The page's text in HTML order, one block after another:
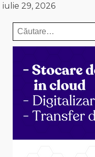
iulie 29, 2026
Caută
după: